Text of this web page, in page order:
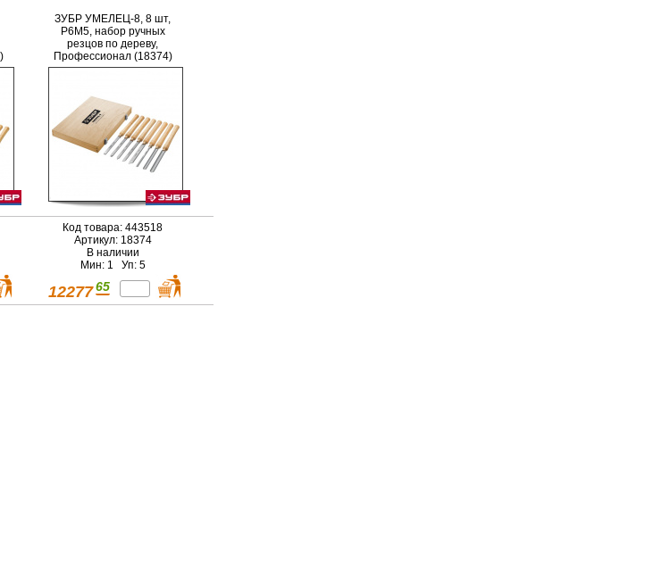
ЗУБР УМЕЛЕЦ-8, 8 шт,
Р6М5, набор ручных
резцов по дереву,
Профессионал (18374)
Код товара: 443518
Артикул: 18374
В наличии
Мин: 1 Уп: 5
12277 65